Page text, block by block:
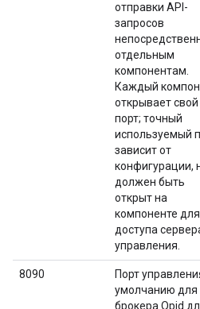
отправки API-
запросов
отдельным
компонентам.
Каждый
открывает свой
порт; точный
используемый
зависит от
конфигурации,
должен быть
открыт на
компоненте для
доступа
управления.
8090
Порт
умолчанию для
брокера Qpid